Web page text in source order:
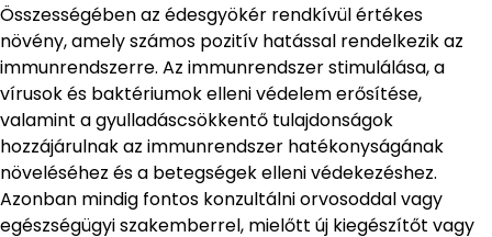
Összességében az édesgyökér rendkívül értékes
növény, amely számos pozitív hatással rendelkezik az
immunrendszerre. Az immunrendszer stimulálása, a
vírusok és baktériumok elleni védelem erősítése,
valamint a gyulladáscsökkentő tulajdonságok
hozzájárulnak az immunrendszer hatékonyságának
növeléséhez és a betegségek elleni védekezéshez.
Azonban mindig fontos konzultálni orvosoddal vagy
egészségügyi szakemberrel, mielőtt új kiegészítőt vagy